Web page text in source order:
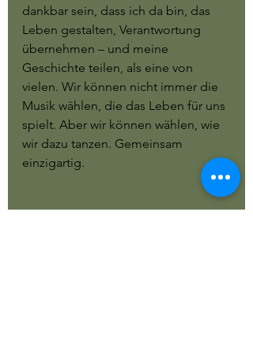
dankbar sein, dass ich da bin, das
Leben gestalten, Verantwortung
übernehmen – und meine
Geschichte teilen, als eine von
vielen. Wir können nicht immer die
Musik wählen, die das Leben für uns
spielt. Aber wir können wählen, wie
wir dazu tanzen. Gemeinsam
einzigartig.